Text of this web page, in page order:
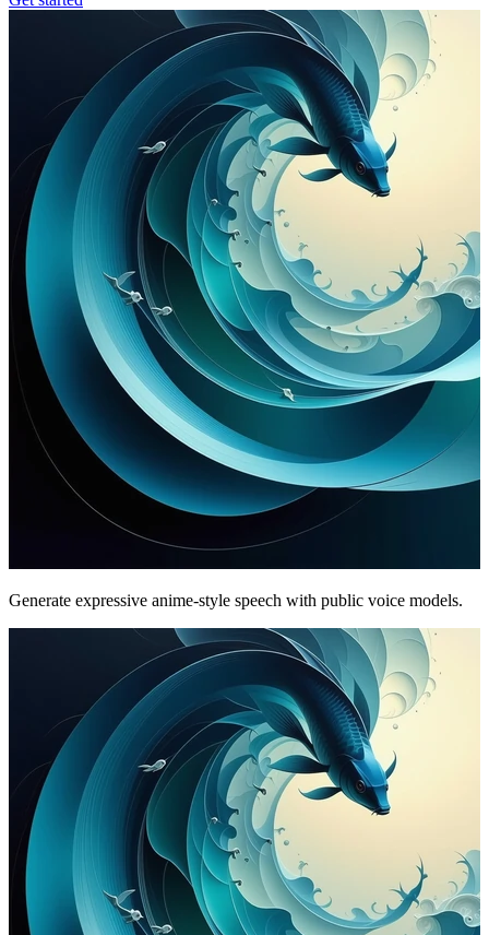
Generate expressive anime-style speech with public voice models.